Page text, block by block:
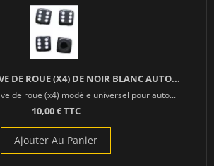
DE ROUE (X4) DE NOIR BLANC AUTO...
de roue (x4) modèle universel pour auto...
10,00 € TTC
Ajouter Au Panier